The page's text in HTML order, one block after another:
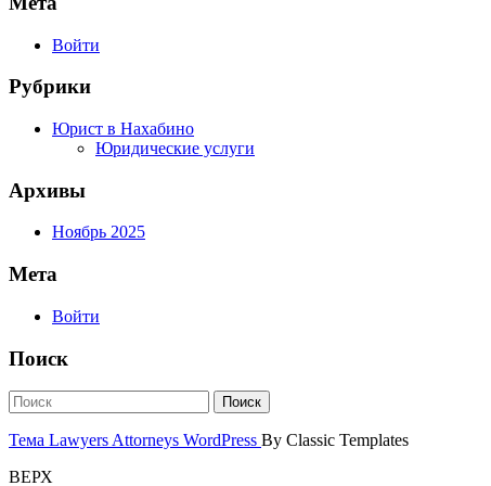
Войти
Рубрики
Юрист в Нахабино
Юридические услуги
Архивы
Ноябрь 2025
Мета
Войти
Поиск
Тема Lawyers Attorneys WordPress By Classic Templates
ВЕРХ